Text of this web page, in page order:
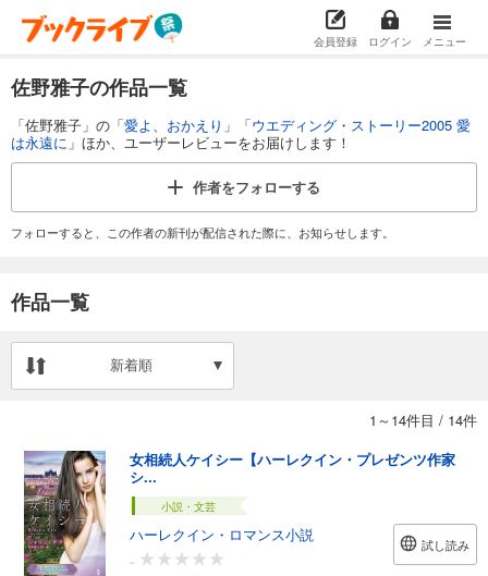
会員登録 ログイン メニュー
佐野雅子の作品一覧
「佐野雅子」の「愛よ、おかえり 」「ウエディング・ストーリー2005 愛
は永遠に 」ほか、ユーザーレビューをお届けします！
作者をフォローする
フォローすると、この作者の新刊が配信された際に、お知らせします。
作品一覧
新着順
1～14件目 / 14件
女相続人ケイシー【ハーレクイン・プレゼンツ作家
シ...
小説・文芸
ハーレクイン・ロマンス小説
-
試し読み